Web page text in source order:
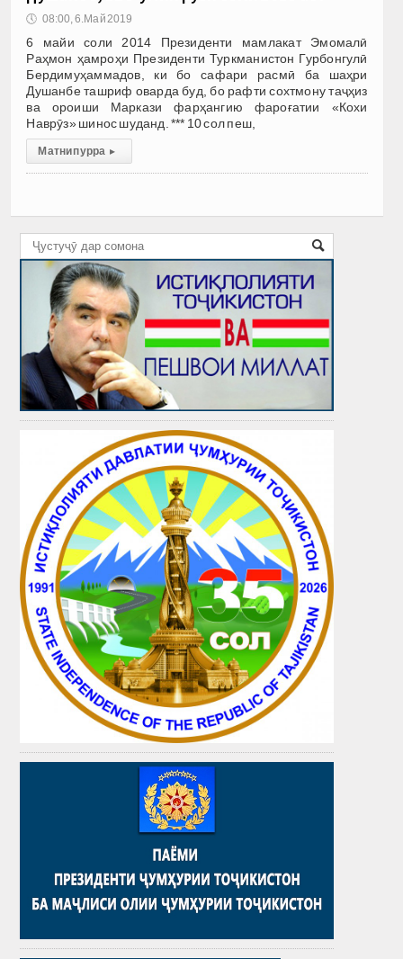
🕔 08:00, 6.Май 2019
6 майи соли 2014 Президенти мамлакат Эмомалӣ
Раҳмон ҳамроҳи Президенти Туркманистон Гурбонгулӣ
Бердимуҳаммадов, ки бо сафари расмӣ ба шаҳри
Душанбе ташриф оварда буд, бо рафти сохтмону таҷҳиз
ва ороиши Маркази фарҳангию фароғатии «Кохи
Наврӯз» шинос шуданд. *** 10 сол пеш,
Матни пурра ▸